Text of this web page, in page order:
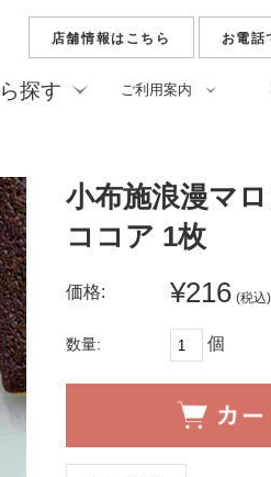
店舗情報はこちら お電話
純栗ようかん
純
花逢瀬（はなおうせ）
美菓月
ダコワーズ
リーフパイ
栗
栗
ビン詰め
探す
家庭用・プチギフト
事
事
ご利用案内
お支払いに
送料・配送
いて
袋について
原材料
小布施浪漫マ
ココア 1枚
価格: ¥216 (税込)
数量: 個